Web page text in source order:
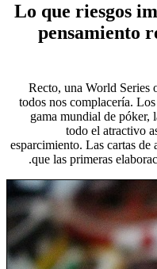
¿Lo que riesgos
pensamiento
Recto, una World Series
todos nos complacerí­a.
gama mundial de póker,
todo el atractivo
esparcimiento. Las cartas de
que las primeras